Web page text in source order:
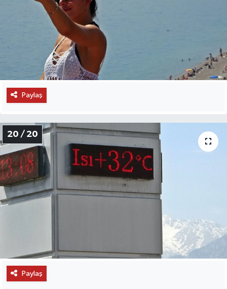
Paylaş
20 / 20
Paylaş